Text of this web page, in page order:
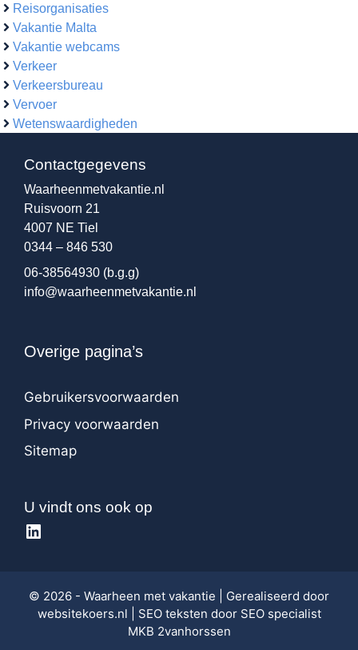
Reisorganisaties
Vakantie Malta
Vakantie webcams
Verkeer
Verkeersbureau
Vervoer
Wetenswaardigheden
Contactgegevens
Waarheenmetvakantie.nl
Ruisvoorn 21
4007 NE Tiel
0344 – 846 530
06-38564930 (b.g.g)
info@waarheenmetvakantie.nl
Overige pagina’s
Gebruikersvoorwaarden
Privacy voorwaarden
Sitemap
U vindt ons ook op
LinkedIn
© 2026 - Waarheen met vakantie | Gerealiseerd door
websitekoers.nl | SEO teksten door SEO specialist
MKB 2vanhorssen